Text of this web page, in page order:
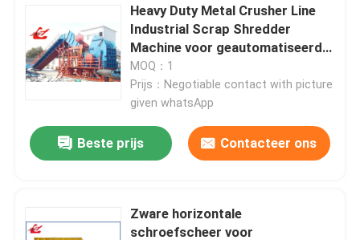
Neem contact met ons op
Nieuws
Gevallen
Industriële Persmachine
Heavy Duty Metal Crusher Line
Industrial Scrap Shredder
Machine voor geautomatiseerde
afvalrecycling
MOQ：1
Prijs：Negotiable contact with picture
given whatsApp
Beste prijs Contacteer ons
Zware horizontale
schroefscheer voor